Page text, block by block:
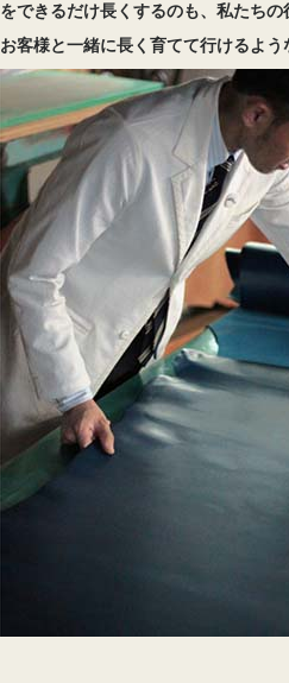
をできるだけ長くするのも、私たちの
お客様と一緒に長く育てて行けるよう